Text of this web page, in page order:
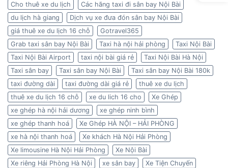
Cho thuê xe du lịch
Các hãng taxi đi sân bay Nội Bài
du lịch hà giang
Dịch vụ xe đưa đón sân bay Nội Bài
giá thuê xe du lịch 16 chỗ
Gotravel365
Grab taxi sân bay Nội Bài
Taxi hà nội hải phòng
Taxi Nội Bài
Taxi Nội Bài Airport
taxi nội bài giá rẻ
Taxi Nội Bài Hà Nội
Taxi sân bay
Taxi sân bay Nội Bài
Taxi sân bay Nội Bài 180k
taxi đường dài
taxi đường dài giá rẻ
thuê xe du lịch
thuê xe du lịch 16 chỗ
xe du lich 16 cho
Xe Ghép
xe ghép hà nội hải dương
xe ghép ninh bình
xe ghép thanh hoá
Xe Ghép HÀ NỘI – HẢI PHÒNG
xe hà nội thanh hoá
Xe khách Hà Nội Hải Phòng
Xe limousine Hà Nội Hải Phòng
Xe Nội Bài
Xe riêng Hải Phòng Hà Nội
xe sân bay
Xe Tiện Chuyến